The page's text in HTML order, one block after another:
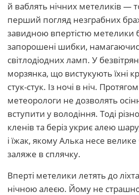
й ваблять нічних метеликів —
перший погляд незграбних
завидною впертістю метелики
запорошені шибки,
світлодіодних ламп. У
морзянка, що вистукують їхні
стук-стук. Із ночі в ніч.
метеорологи не дозволять
вступити у володіння. Тоді
кленів та беріз укриє алею
і їжак, якому Алька несе
заляже в сплячку.
Вперті метелики летять до
нічною алеєю. Йому не